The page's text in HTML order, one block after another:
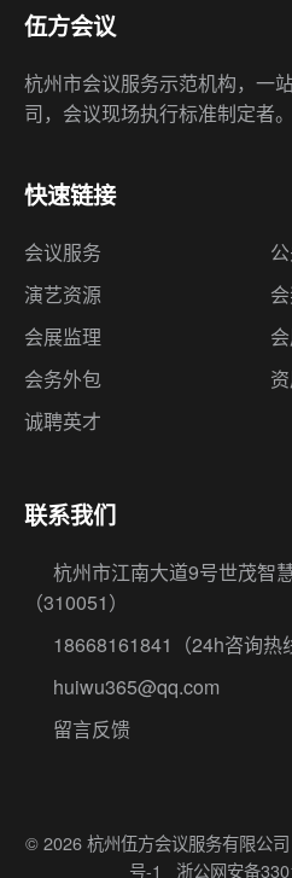
会议服务
公
会展监理
会务外包
诚聘英才
联系我们
杭州市江南大道9号世茂智
18668161841
留言反馈
号-1